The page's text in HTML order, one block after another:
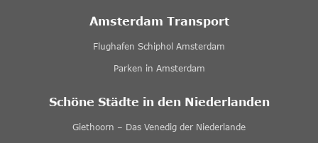
Amsterdam Transport
Flughafen Schiphol Amsterdam
Parken in Amsterdam
Schöne Städte in den Niederlanden
Giethoorn – Das Venedig der Niederlande